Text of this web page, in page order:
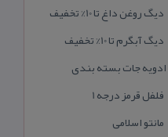
دیگ روغن داغ تا 10% تخفیف
دیگ آبگرم تا 10% تخفیف
ادویه جات بسته بندی
فلفل قرمز درجه 1
مانتو اسلامی